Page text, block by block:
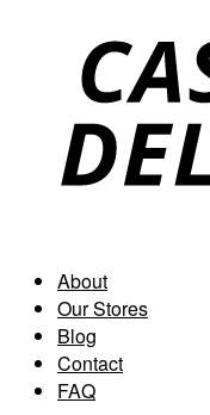
About
Our Stores
Blog
Contact
FAQ